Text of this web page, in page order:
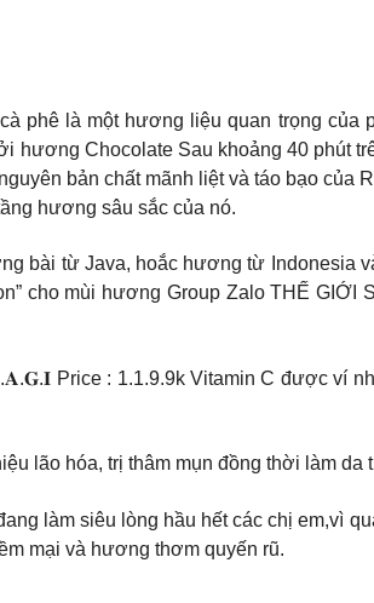
là một hương liệu quan trọng của
Chocolate Sau khoảng 40 phút
bản chất mãnh liệt và táo bạo của
hương sâu sắc của nó.
bài từ Java, hoắc hương từ Indonesia
cho mùi hương Group Zalo THẾ GIỚI
Price : 1.1.9.9k Vitamin C được ví
lão hóa, trị thâm mụn đồng thời làm da
siêu lòng hầu hết các chị em,vì
mại và hương thơm quyến rũ.